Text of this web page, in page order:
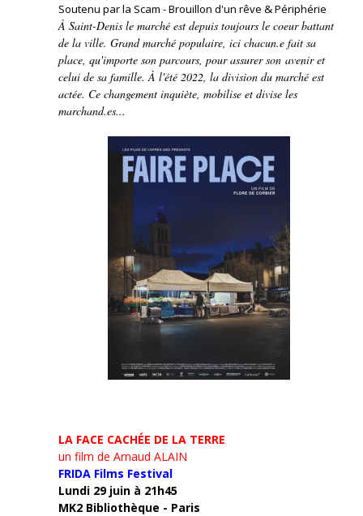
Soutenu par la Scam - Brouillon d'un rêve & Périphérie
À Saint-Denis le marché est depuis toujours le coeur battant
de la ville. Grand marché populaire, ici chacun.e fait sa
place, qu'importe son parcours, pour assurer son avenir et
celui de sa famille. À l'été 2022, la division du marché est
actée. Ce changement inquiète, mobilise et divise les
marchand.es...
LA FACE CACHÉE DE LA TERRE
un film de Arnaud ALAIN
FRIDA Films Festival
Lundi 29 juin à 21h45
MK2 Bibliothèque - Paris